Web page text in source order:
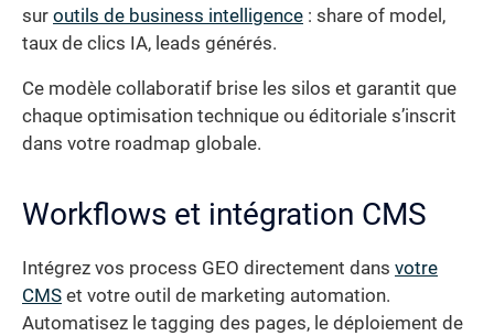
sur outils de business intelligence : share of model,
taux de clics IA, leads générés.
Ce modèle collaboratif brise les silos et garantit que
chaque optimisation technique ou éditoriale s’inscrit
dans votre roadmap globale.
Workflows et intégration CMS
Intégrez vos process GEO directement dans votre
CMS et votre outil de marketing automation.
Automatisez le tagging des pages, le déploiement de